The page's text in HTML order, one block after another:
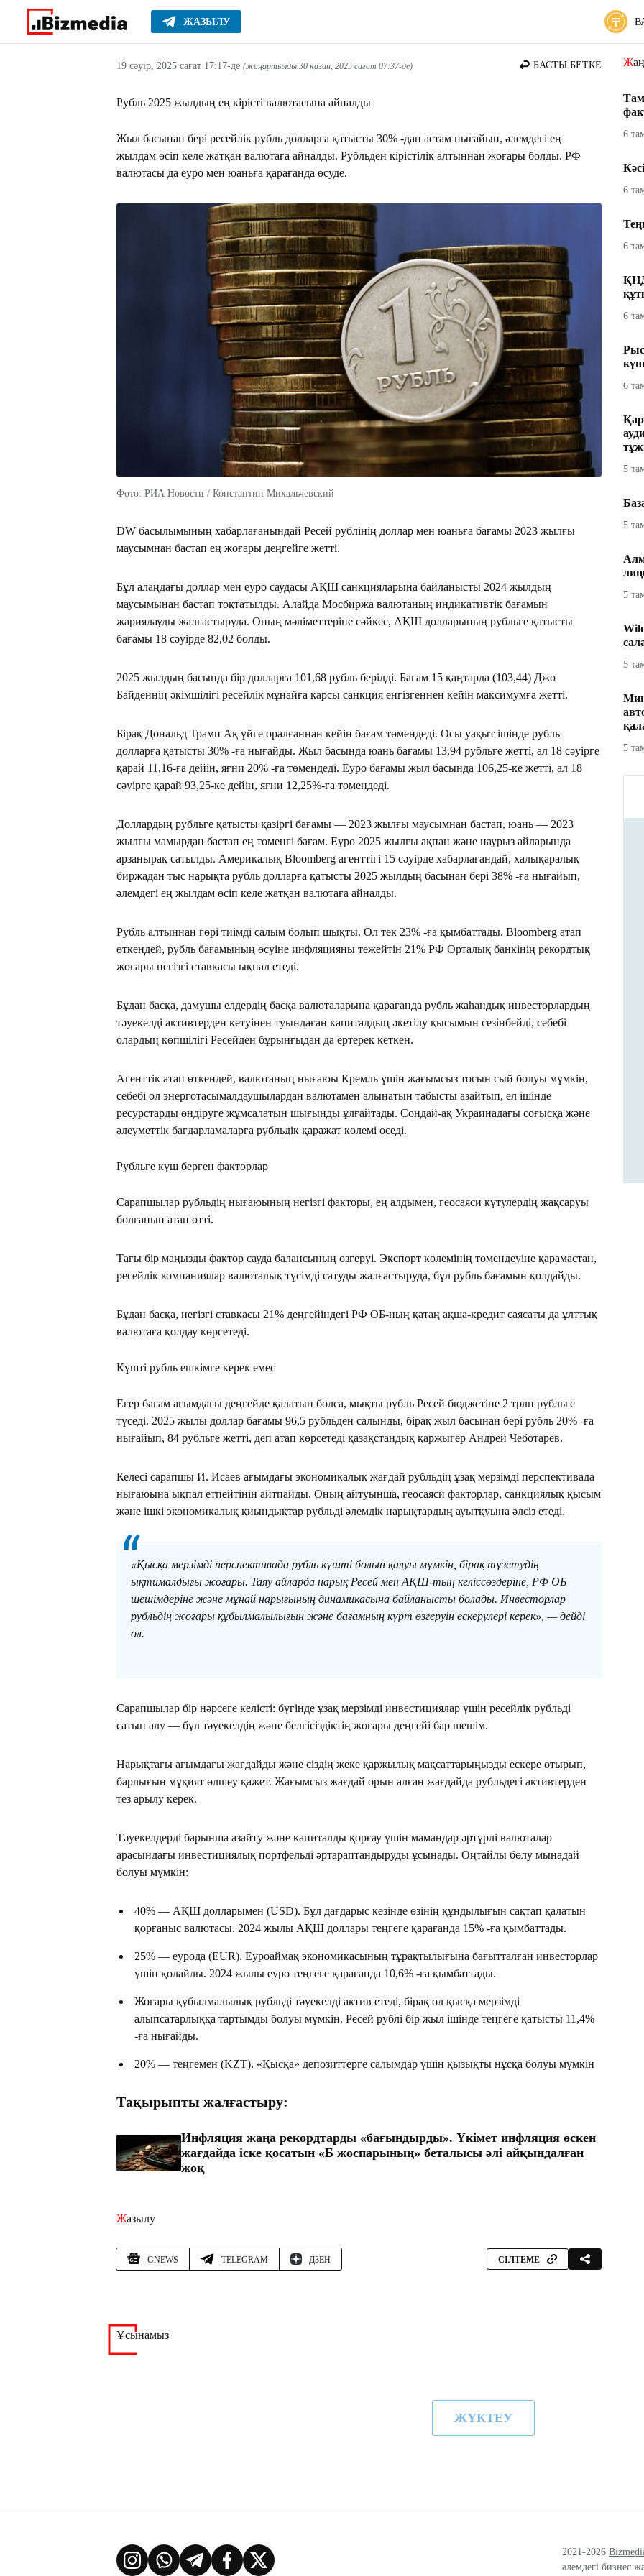
ЖАЗЫЛУ
Басты Маңызды
19 сәуір, 2025 сағат 17:17-де (жаңартылды 30 қазан, 2025 сағат 07:37-де) БАСТЫ БЕТКЕ
Рубль 2025 жылдың ең кірісті валютасына айналды
Жыл басынан бері ресейлік рубль долларға қатысты 30% -дан астам нығайып, әлемдегі ең
жылдам өсіп келе жатқан валютаға айналды. Рубльден кірістілік алтыннан жоғары болды. РФ
валютасы да еуро мен юаньға қарағанда өсуде.
Фото: РИА Новости / Константин Михальчевский
DW басылымының хабарлағанындай Ресей рублінің доллар мен юаньға бағамы 2023 жылғы
маусымнан бастап ең жоғары деңгейге жетті.
Бұл алаңдағы доллар мен еуро саудасы АҚШ санкцияларына байланысты 2024 жылдың
маусымынан бастап тоқтатылды. Алайда Мосбиржа валютаның индикативтік бағамын
жариялауды жалғастыруда. Оның мәліметтеріне сәйкес, АҚШ долларының рубльге қатысты
бағамы 18 сәуірде 82,02 болды.
2025 жылдың басында бір долларға 101,68 рубль берілді. Бағам 15 қаңтарда (103,44) Джо
Байденнің әкімшілігі ресейлік мұнайға қарсы санкция енгізгеннен кейін максимумға жетті.
Бірақ Дональд Трамп Ақ үйге оралғаннан кейін бағам төмендеді. Осы уақыт ішінде рубль
долларға қатысты 30% -ға нығайды. Жыл басында юань бағамы 13,94 рубльге жетті, ал 18 сәуірге
қарай 11,16-ға дейін, яғни 20% -ға төмендеді. Еуро бағамы жыл басында 106,25-ке жетті, ал 18
сәуірге қарай 93,25-ке дейін, яғни 12,25%-ға төмендеді.
Доллардың рубльге қатысты қазіргі бағамы — 2023 жылғы маусымнан бастап, юань — 2023
жылғы мамырдан бастап ең төменгі бағам. Еуро 2025 жылғы ақпан және наурыз айларында
арзанырақ сатылды. Америкалық Bloomberg агенттігі 15 сәуірде хабарлағандай, халықаралық
биржадан тыс нарықта рубль долларға қатысты 2025 жылдың басынан бері 38% -ға нығайып,
әлемдегі ең жылдам өсіп келе жатқан валютаға айналды.
Рубль алтыннан гөрі тиімді салым болып шықты. Ол тек 23% -ға қымбаттады. Bloomberg атап
өткендей, рубль бағамының өсуіне инфляцияны тежейтін 21% РФ Орталық банкінің рекордтық
жоғары негізгі ставкасы ықпал етеді.
Бұдан басқа, дамушы елдердің басқа валюталарына қарағанда рубль жаһандық инвесторлардың
тәуекелді активтерден кетуінен туындаған капиталдың әкетілу қысымын сезінбейді, себебі
олардың көпшілігі Ресейден бұрынғыдан да ертерек кеткен.
Агенттік атап өткендей, валютаның нығаюы Кремль үшін жағымсыз тосын сый болуы мүмкін,
себебі ол энерготасымалдаушылардан валютамен алынатын табысты азайтып, ел ішінде
ресурстарды өндіруге жұмсалатын шығынды ұлғайтады. Сондай-ақ Украинадағы соғысқа және
әлеуметтік бағдарламаларға рубльдік қаражат көлемі өседі.
Рубльге күш берген факторлар
Сарапшылар рубльдің нығаюының негізгі факторы, ең алдымен, геосаяси күтулердің жақсаруы
болғанын атап өтті.
Тағы бір маңызды фактор сауда балансының өзгеруі. Экспорт көлемінің төмендеуіне қарамастан,
ресейлік компаниялар валюталық түсімді сатуды жалғастыруда, бұл рубль бағамын қолдайды.
Бұдан басқа, негізгі ставкасы 21% деңгейіндегі РФ ОБ-ның қатаң ақша-кредит саясаты да ұлттық
валютаға қолдау көрсетеді.
Күшті рубль ешкімге керек емес
Егер бағам ағымдағы деңгейде қалатын болса, мықты рубль Ресей бюджетіне 2 трлн рубльге
түседі. 2025 жылы доллар бағамы 96,5 рубльден салынды, бірақ жыл басынан бері рубль 20% -ға
нығайып, 84 рубльге жетті, деп атап көрсетеді қазақстандық қаржыгер Андрей Чеботарёв.
Келесі сарапшы И. Исаев ағымдағы экономикалық жағдай рубльдің ұзақ мерзімді перспективада
нығаюына ықпал етпейтінін айтпайды. Оның айтуынша, геосаяси факторлар, санкциялық қысым
және ішкі экономикалық қиындықтар рубльді әлемдік нарықтардың ауытқуына әлсіз етеді.
«Қысқа мерзімді перспективада рубль күшті болып қалуы мүмкін, бірақ түзетудің
ықтималдығы жоғары. Таяу айларда нарық Ресей мен АҚШ-тың келіссөздеріне, РФ ОБ
шешімдеріне және мұнай нарығының динамикасына байланысты болады. Инвесторлар
рубльдің жоғары құбылмалылығын және бағамның күрт өзгеруін ескерулері керек», — дейді
ол.
Сарапшылар бір нәрсеге келісті: бүгінде ұзақ мерзімді инвестициялар үшін ресейлік рубльді
сатып алу — бұл тәуекелдің және белгісіздіктің жоғары деңгейі бар шешім.
Нарықтағы ағымдағы жағдайды және сіздің жеке қаржылық мақсаттарыңызды ескере отырып,
барлығын мұқият өлшеу қажет. Жағымсыз жағдай орын алған жағдайда рубльдегі активтерден
тез арылу керек.
Тәуекелдерді барынша азайту және капиталды қорғау үшін мамандар әртүрлі валюталар
арасындағы инвестициялық портфельді әртараптандыруды ұсынады. Оңтайлы бөлу мынадай
болуы мүмкін:
40% — АҚШ долларымен (USD). Бұл дағдарыс кезінде өзінің құндылығын сақтап қалатын
қорғаныс валютасы. 2024 жылы АҚШ доллары теңгеге қарағанда 15% -ға қымбаттады.
25% — еурода (EUR). Еуроаймақ экономикасының тұрақтылығына бағытталған инвесторлар
үшін қолайлы. 2024 жылы еуро теңгеге қарағанда 10,6% -ға қымбаттады.
Жоғары құбылмалылық рубльді тәуекелді актив етеді, бірақ ол қысқа мерзімді
алыпсатарлыққа тартымды болуы мүмкін. Ресей рублі бір жыл ішінде теңгеге қатысты 11,4%
-ға нығайды.
20% — теңгемен (KZT). «Қысқа» депозиттерге салымдар үшін қызықты нұсқа болуы мүмкін
Тақырыпты жалғастыру:
Инфляция жаңа рекордтарды «бағындырды». Үкімет инфляция өскен
жағдайда іске қосатын «Б жоспарының» беталысы әлі айқындалған
жоқ
Жазылу
GNEWS TELEGRAM ДЗЕН СІЛТЕМЕ
6
6
6
6
6
5
5
5
5
5
Ұсынамыз
ЖҮКТЕУ
2021-2026
әлемдегі бизнес